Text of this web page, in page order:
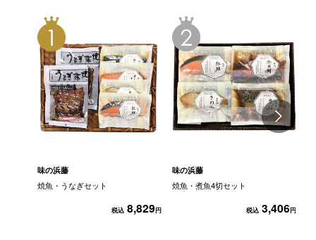
味の浜藤
焼魚・うなぎセット
税込 8,829円
味の浜藤
焼魚・煮魚4切セット
税込 3,406円